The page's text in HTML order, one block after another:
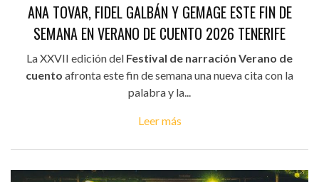
ANA TOVAR, FIDEL GALBÁN Y GEMAGE ESTE FIN DE
SEMANA EN VERANO DE CUENTO 2026 TENERIFE
La XXVII edición del Festival de narración Verano de
cuento afronta este fin de semana una nueva cita con la
palabra y la...
Leer más